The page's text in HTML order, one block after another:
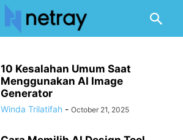
10 Kesalahan Umum Saat
Menggunakan AI Image
Generator
Winda Trilatifah - October 21, 2025